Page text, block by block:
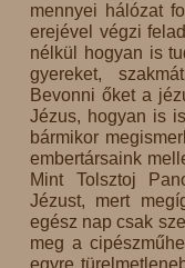
mennyei hálózat
erejével végzi
nélkül hogyan is
gyereket,
Bevonni őket a
Jézus, hogyan is
bármikor
embertársaink
Mint Tolsztoj
Jézust, mert
egész nap csak
meg a
egyre